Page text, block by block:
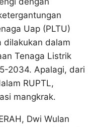
Uap (PLTU)
dilakukan dalam
Tenaga Listrik
2034. Apalagi, dari
RUPTL,
mangkrak.
Dwi Wulan